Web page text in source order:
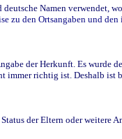
Namen verwendet,
zu den Ortsangaben und
der Herkunft. Es wurde
richtig ist. Deshalb ist
der Eltern oder weitere